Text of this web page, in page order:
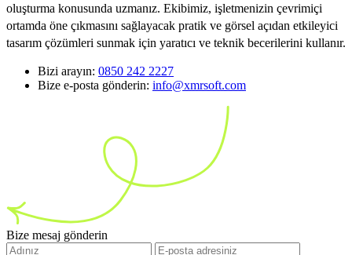
oluşturma konusunda uzmanız. Ekibimiz, işletmenizin çevrimiçi
ortamda öne çıkmasını sağlayacak pratik ve görsel açıdan etkileyici
tasarım çözümleri sunmak için yaratıcı ve teknik becerilerini kullanır.
Bizi arayın: 0850 242 2227
Bize e-posta gönderin: info@xmrsoft.com
Bize mesaj gönderin